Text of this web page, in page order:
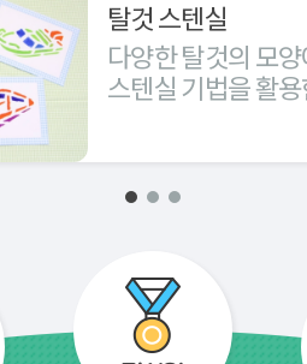
탈것 스텐실
다양한 탈것의 모
스텐실 기법을 활